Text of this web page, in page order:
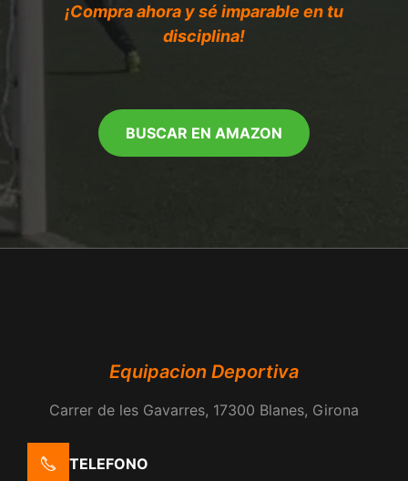
¡Compra ahora y sé imparable en tu
disciplina!
BUSCAR EN AMAZON
Equipacion Deportiva
Carrer de les Gavarres, 17300 Blanes, Girona
TELEFONO